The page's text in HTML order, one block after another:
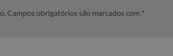
Campos obrigatórios são marcados com *